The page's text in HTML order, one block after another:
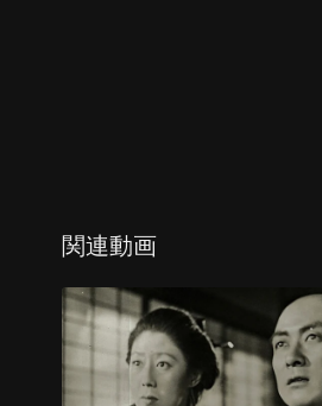
関連動画